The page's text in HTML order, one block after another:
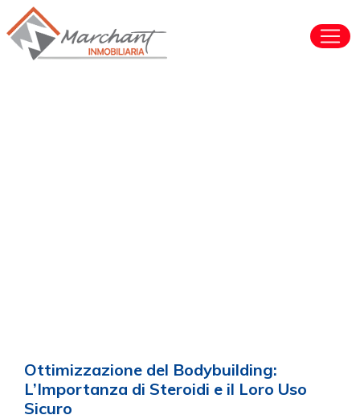
Ottimizzazione del Bodybuilding:
L’Importanza di Steroidi e il Loro Uso
Sicuro